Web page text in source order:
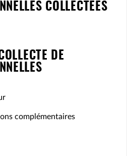
COLLECTEES
DE
complémentaires